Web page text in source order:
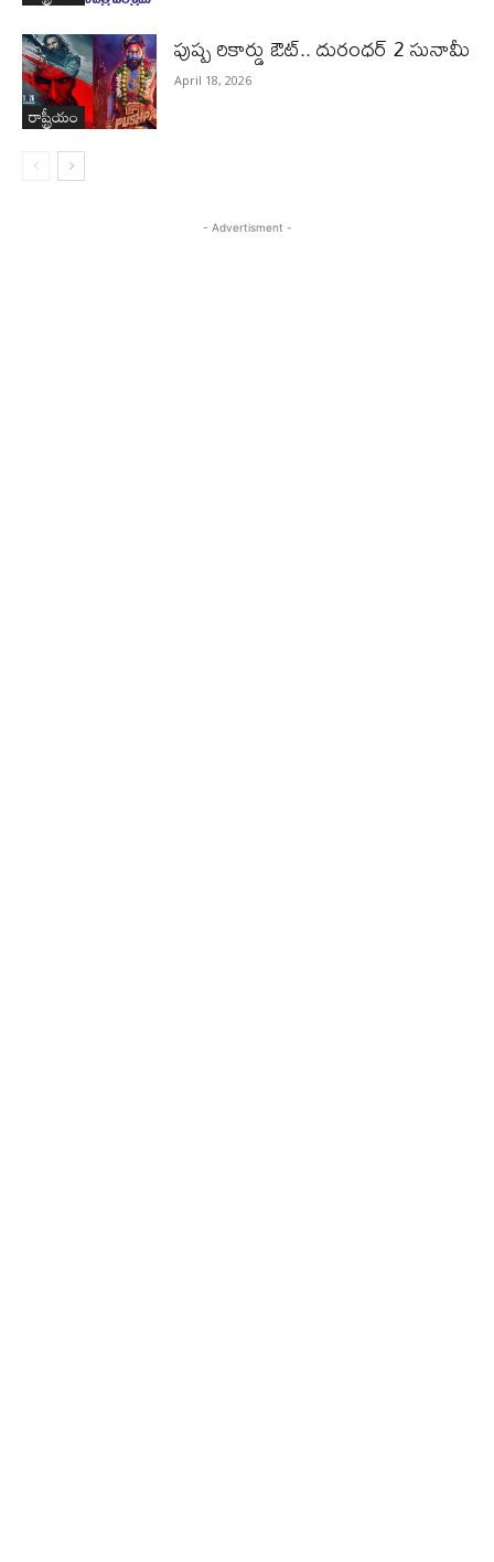
రాష్ట్రీయం
పుష్ప రికార్డు ఔట్‌.. దురంధ‌ర్ 2 సునామీ
April 18, 2026
- Advertisment -